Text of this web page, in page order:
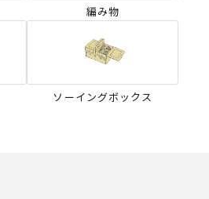
編み物
ソーイングボックス